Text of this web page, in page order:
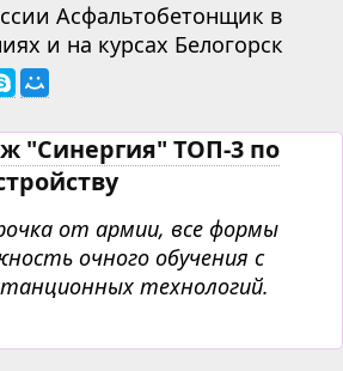
Асфальтобетонщик в
и на курсах Белогорск
"Синергия" ТОП-3 по
от армии, все формы
очного обучения с
технологий.